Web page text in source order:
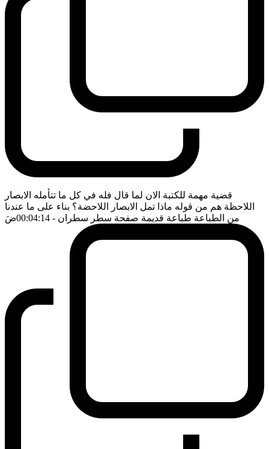
قضية مهمة للكتبة الان لما قال فله في كل ما تتأمله الابصار
اللاحظة هم من قوله ماذا تمل الابصار اللاحضة؟ بناء على ما عندنا
من الطباعة طباعة قديمة صفحة سطر سطران - 00:04:14 ضَ